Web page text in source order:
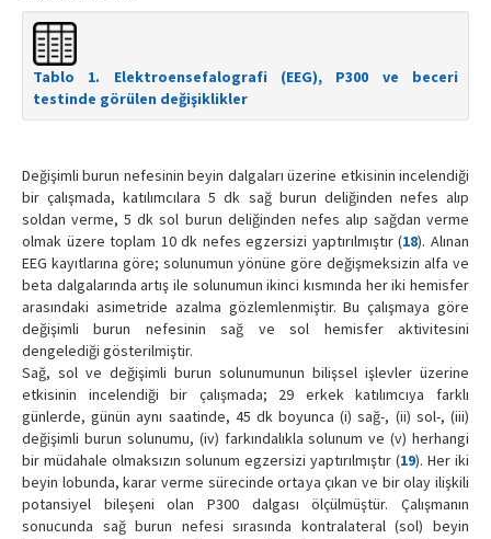
Tablo 1. Elektroensefalografi (EEG), P300 ve beceri
testinde görülen değişiklikler
Değişimli burun nefesinin beyin dalgaları üzerine etkisinin incelendiği
bir çalışmada, katılımcılara 5 dk sağ burun deliğinden nefes alıp
soldan verme, 5 dk sol burun deliğinden nefes alıp sağdan verme
olmak üzere toplam 10 dk nefes egzersizi yaptırılmıştır (18). Alınan
EEG kayıtlarına göre; solunumun yönüne göre değişmeksizin alfa ve
beta dalgalarında artış ile solunumun ikinci kısmında her iki hemisfer
arasındaki asimetride azalma gözlemlenmiştir. Bu çalışmaya göre
değişimli burun nefesinin sağ ve sol hemisfer aktivitesini
dengelediği gösterilmiştir.
Sağ, sol ve değişimli burun solunumunun bilişsel işlevler üzerine
etkisinin incelendiği bir çalışmada; 29 erkek katılımcıya farklı
günlerde, günün aynı saatinde, 45 dk boyunca (i) sağ-, (ii) sol-, (iii)
değişimli burun solunumu, (iv) farkındalıkla solunum ve (v) herhangi
bir müdahale olmaksızın solunum egzersizi yaptırılmıştır (19). Her iki
beyin lobunda, karar verme sürecinde ortaya çıkan ve bir olay ilişkili
potansiyel bileşeni olan P300 dalgası ölçülmüştür. Çalışmanın
sonucunda sağ burun nefesi sırasında kontralateral (sol) beyin